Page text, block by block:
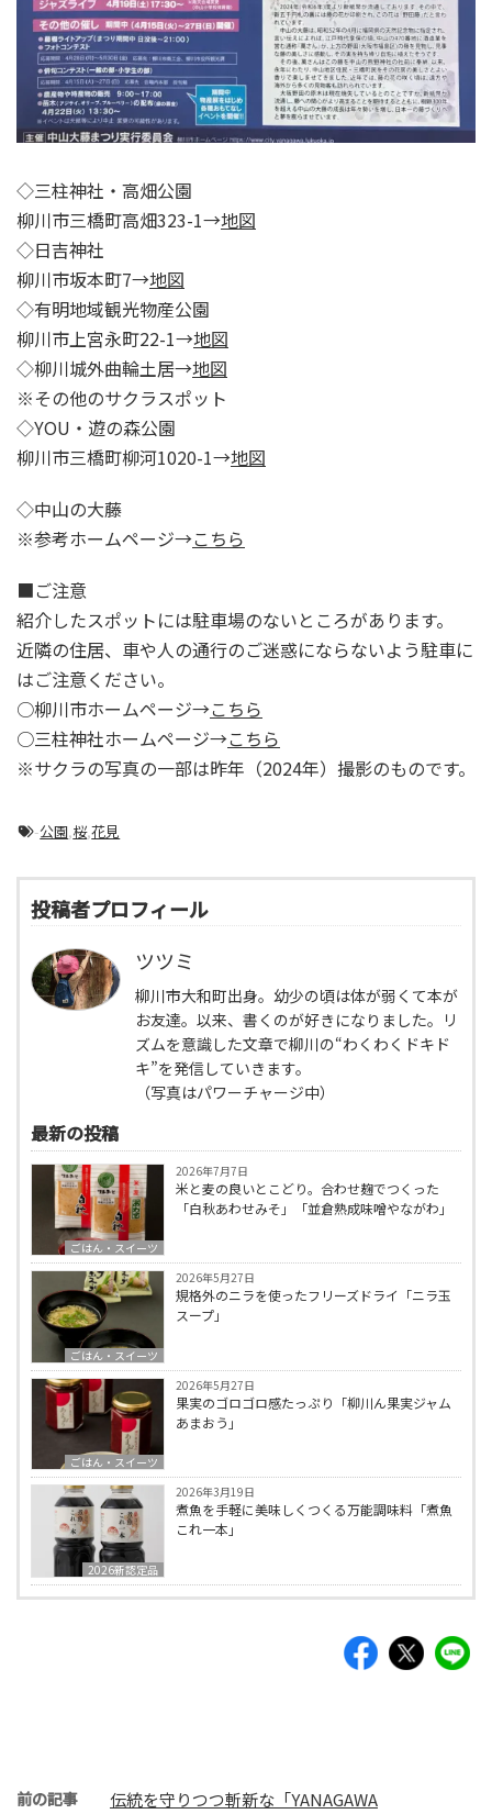
◇三柱神社・高畑公園
柳川市三橋町高畑323-1→地図
◇日吉神社
柳川市坂本町7→地図
◇有明地域観光物産公園
柳川市上宮永町22-1→地図
◇柳川城外曲輪土居→地図
※その他のサクラスポット
◇YOU・遊の森公園
柳川市三橋町柳河1020-1→地図
◇中山の大藤
※参考ホームページ→こちら
■ご注意
紹介したスポットには駐車場のないところがあります。
近隣の住居、車や人の通行のご迷惑にならないよう駐車に
はご注意ください。
○柳川市ホームページ→こちら
○三柱神社ホームページ→こちら
※サクラの写真の一部は昨年（2024年）撮影のものです。
-公園,桜,花見
投稿者プロフィール
ツツミ
柳川市大和町出身。幼少の頃は体が弱くて本が
お友達。以来、書くのが好きになりました。リ
ズムを意識した文章で柳川の“わくわくドキド
キ”を発信していきます。
（写真はパワーチャージ中）
最新の投稿
ごはん・スイーツ
2026年7月7日
米と麦の良いとこどり。合わせ麹でつくった
「白秋あわせみそ」「並倉熟成味噌やながわ」
ごはん・スイーツ
2026年5月27日
規格外のニラを使ったフリーズドライ「ニラ玉
スープ」
ごはん・スイーツ
2026年5月27日
果実のゴロゴロ感たっぷり「柳川ん果実ジャム
あまおう」
2026新認定品
2026年3月19日
煮魚を手軽に美味しくつくる万能調味料「煮魚
これ一本」
前の記事
伝統を守りつつ斬新な「YANAGAWA